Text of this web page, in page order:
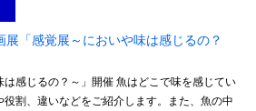
展「感覚展～においや味は感じるの？
感じるの？～」開催 魚はどこで味を感じてい
割、違いなどをご紹介します。また、魚の中